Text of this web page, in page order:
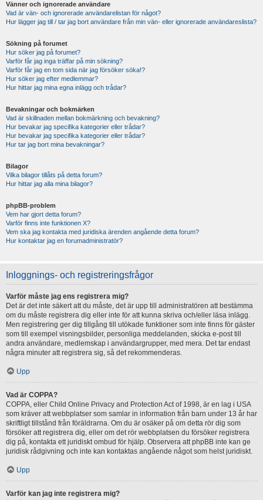
Vänner och ignorerade användare
Vad är vän- och ignorerade användarelistan för något?
Hur lägger jag till / tar jag bort användare från min vän- eller ignorerade användareslista?
Sökning på forumet
Hur söker jag på forumet?
Varför får jag inga träffar på min sökning?
Varför får jag en tom sida när jag försöker söka!?
Hur söker jag efter medlemmar?
Hur hittar jag mina egna inlägg och trådar?
Bevakningar och bokmärken
Vad är skillnaden mellan bokmärkning och bevakning?
Hur bevakar jag specifika kategorier eller trådar?
Hur bevakar jag specifika kategorier eller trådar?
Hur tar jag bort mina bevakningar?
Bilagor
Vilka bilagor tillåts på detta forum?
Hur hittar jag alla mina bilagor?
phpBB-problem
Vem har gjort detta forum?
Varför finns inte funktionen X?
Vem ska jag kontakta med juridiska ärenden angående detta forum?
Hur kontaktar jag en forumadministratör?
Inloggnings- och registreringsfrågor
Varför måste jag ens registrera mig?
Det är det inte säkert att du måste, det är upp till administratören att bestämma
om du måste registrera dig eller inte för att kunna skriva och/eller läsa inlägg.
Men registrering ger dig tillgång till utökade funktioner som inte finns för gäster
som till exempel visningsbilder, personliga meddelanden, skicka e-post till
andra användare, medlemskap i användargrupper, med mera. Det tar endast
några minuter att registrera sig, så det rekommenderas.
Upp
Vad är COPPA?
COPPA, eller Child Online Privacy and Protection Act of 1998, är en lag i USA
som kräver att webbplatser som samlar in information från barn under 13 år har
skriftligt tillstånd från föräldrarna. Om du är osäker på om detta rör dig som
försöker att registrera dig, eller om det rör webbplatsen du försöker registrera
dig på, kontakta ett juridiskt ombud för hjälp. Observera att phpBB inte kan ge
juridisk rådgivning och inte kan kontaktas angående något som helst juridiskt.
Upp
Varför kan jag inte registrera mig?